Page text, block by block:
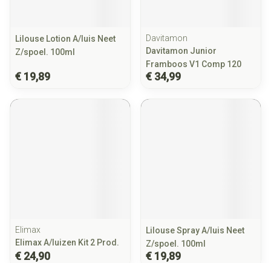
Lilouse Lotion A/luis Neet
Z/spoel. 100ml
€ 19,89
Davitamon
Davitamon Junior
Framboos V1 Comp 120
€ 34,99
Elimax
Elimax A/luizen Kit 2 Prod.
€ 24,90
Lilouse Spray A/luis Neet
Z/spoel. 100ml
€ 19,89